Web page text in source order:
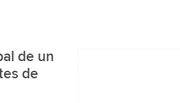
de un
de